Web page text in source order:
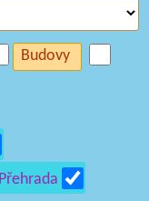
Budovy
Přehrada